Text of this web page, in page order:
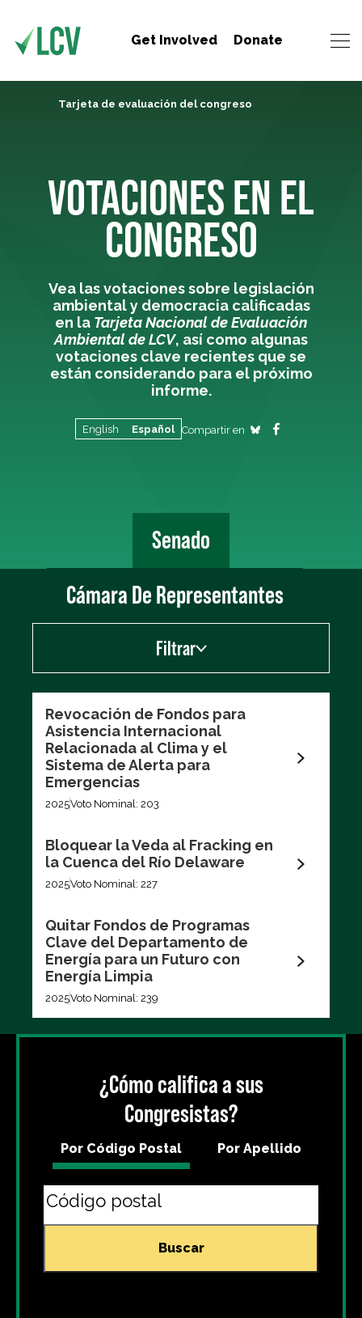
Get Involved Donate
Tarjeta de evaluación del congreso
VOTACIONES EN EL
CONGRESO
Vea las votaciones sobre legislación
ambiental y democracia calificadas
en la Tarjeta Nacional de Evaluación
Ambiental de LCV, así como algunas
votaciones clave recientes que se
están considerando para el próximo
informe.
English Español Compartir en
Senado
Cámara De Representantes
Filtrar
Votos de la Tarjeta de evaluación
Votaciones recientes
Filtrar por
Exportar los datos (CSV)
Revocación de Fondos para
Asistencia Internacional
Relacionada al Clima y el
Sistema de Alerta para
Emergencias
2025Voto Nominal: 203
Bloquear la Veda al Fracking en
la Cuenca del Río Delaware
2025Voto Nominal: 227
Quitar Fondos de Programas
Clave del Departamento de
Energía para un Futuro con
Energía Limpia
2025Voto Nominal: 239
¿Cómo califica a sus
Congresistas?
Por Código Postal Por Apellido
Buscar